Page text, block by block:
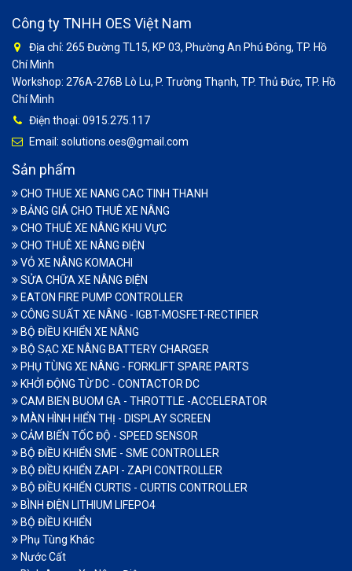
Công ty TNHH OES Việt Nam
Địa chỉ: 265 Đường TL15, KP 03, Phường An Phú Đông, TP. Hồ
Chí Minh
Workshop: 276A-276B Lò Lu, P. Trường Thạnh, TP. Thủ Đức, TP. Hồ
Chí Minh
Điện thoại: 0915.275.117
Email: solutions.oes@gmail.com
Sản phẩm
CHO THUE XE NANG CAC TINH THANH
BẢNG GIÁ CHO THUÊ XE NÂNG
CHO THUÊ XE NÂNG KHU VỰC
CHO THUÊ XE NÂNG ĐIỆN
VỎ XE NÂNG KOMACHI
SỬA CHỮA XE NÂNG ĐIỆN
EATON FIRE PUMP CONTROLLER
CÔNG SUẤT XE NÂNG - IGBT-MOSFET-RECTIFIER
BỘ ĐIỀU KHIỂN XE NÂNG
BỘ SẠC XE NÂNG BATTERY CHARGER
PHỤ TÙNG XE NÂNG - FORKLIFT SPARE PARTS
KHỞI ĐỘNG TỪ DC - CONTACTOR DC
CAM BIEN BUOM GA - THROTTLE -ACCELERATOR
MÀN HÌNH HIỂN THỊ - DISPLAY SCREEN
CẢM BIẾN TỐC ĐỘ - SPEED SENSOR
BỘ ĐIỀU KHIỂN SME - SME CONTROLLER
BỘ ĐIỀU KHIỂN ZAPI - ZAPI CONTROLLER
BỘ ĐIỀU KHIỂN CURTIS - CURTIS CONTROLLER
BÌNH ĐIỆN LITHIUM LIFEPO4
BỘ ĐIỀU KHIỂN
Phụ Tùng Khác
Nước Cất